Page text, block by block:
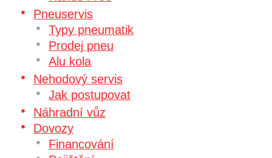
Pneuservis
Typy pneumatik
Prodej pneu
Alu kola
Nehodový servis
Jak postupovat
Náhradní vůz
Dovozy
Financování